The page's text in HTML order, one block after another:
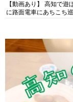
【動画あり】 高知で
に路面電車にあちこち